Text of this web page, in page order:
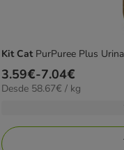
Kit Cat PurPuree Plus
Preço
de
7.04€
3.59€-7.04€
58.67€
Desde 58.67€ / kg